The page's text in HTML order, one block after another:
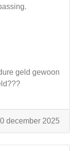
geld gewoon
december 2025